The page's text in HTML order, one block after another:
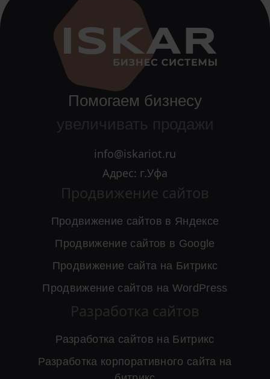
Помогаем бизнесу
увеличивать продажи
info@iskariot.ru
Адрес: г.Уфа
Продвижение сайтов
Продвижение сайтов в Яндексе
Продвижение сайтов в Google
Продвижение сайта на Битрикс
Продвижение сайтов на WordPress
Разработка сайтов
Разработка сайтов на Битрикс
Разработка корпоративного сайта на